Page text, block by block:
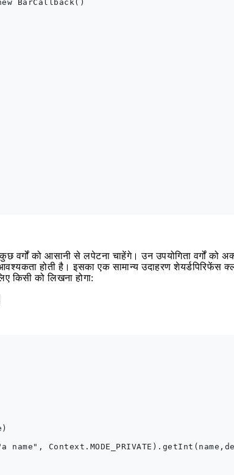
BarCallback()
को आसानी से लपेटना चाहेंगे। उन उपयोगिता वर्गों को
होती है। इसका एक सामान्य उदाहरण शेयर्डपिरिफेंस
को लिखना होगा:
name",